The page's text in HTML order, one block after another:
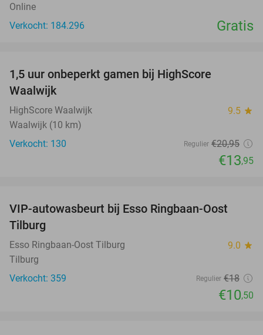
Online
Verkocht: 184.296
Gratis
1,5 uur onbeperkt gamen bij HighScore
Waalwijk
HighScore Waalwijk 9.5 star
Waalwijk (10 km)
Verkocht: 130
Regulier €20,95
€13,95
42%
VIP-autowasbeurt bij Esso Ringbaan-Oost
Tilburg
Esso Ringbaan-Oost Tilburg 9.0 star
Tilburg
Verkocht: 359
Regulier €18
€10,50